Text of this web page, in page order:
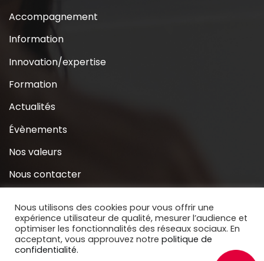
Accompagnement
Information
Innovation/expertise
Formation
Actualités
Évènements
Nos valeurs
Nous contacter
S’inscrire à la Newsletter
Nous soutenir
Nous utilisons des cookies pour vous offrir une
expérience utilisateur de qualité, mesurer l’audience et
optimiser les fonctionnalités des réseaux sociaux. En
acceptant, vous approuvez notre politique de
confidentialité.